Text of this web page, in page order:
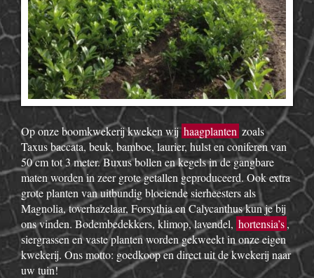
Op onze boomkwekerij kweken wijhaagplanten zoals
Taxus baccata, beuk, bamboe, laurier, hulst en coniferen van
50 cm tot 3 meter. Buxus bollen en kegels in de gangbare
maten worden in zeer grote getallen geproduceerd. Ook extra
grote planten van uitbundig bloeiende sierheesters als
Magnolia, toverhazelaar, Forsythia en Calycanthus kun je bij
ons vinden. Bodembedekkers, klimop, lavendel, hortensia’s,
siergrassen en vaste planten worden gekweekt in onze eigen
kwekerij. Ons motto: goedkoop en direct uit de kwekerij naar
uw tuin!